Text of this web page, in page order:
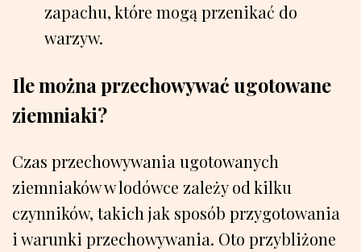
zapachu, które mogą przenikać do
warzyw.
Ile można przechowywać ugotowane
ziemniaki?
Czas przechowywania ugotowanych
ziemniaków w lodówce zależy od kilku
czynników, takich jak sposób przygotowania
i warunki przechowywania. Oto przybliżone